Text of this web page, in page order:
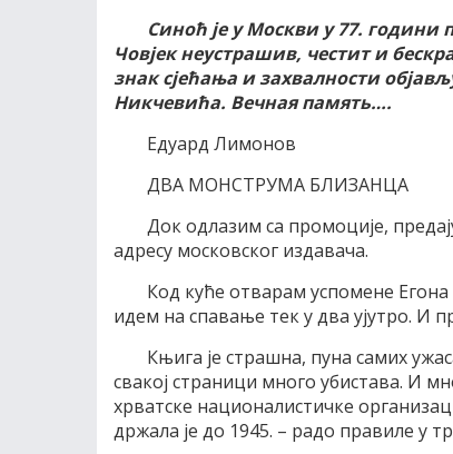
Синоћ је у Москви у 77.
Човјек неустрашив, честит и
знак сјећања и захвалности
Никчевића. Вечная память….
Едуард Лимонов
ДВА МОНСТРУМА БЛИЗАНЦА
Док одлазим са промоције,
адресу московског издавача.
Код куће отварам успомене Егона
идем на спавање тек у два ујутро. И
Књига је страшна, пуна самих
свакој страници много убистава. И
хрватске националистичке
држала је до 1945. – радо правиле у